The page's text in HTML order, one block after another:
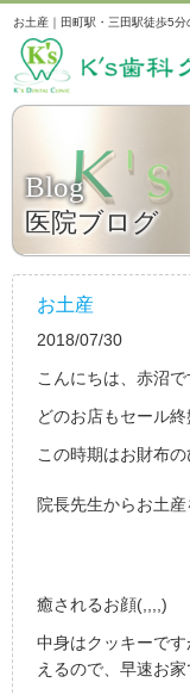
お土産｜田町駅・三田駅徒歩5分
Blog
医院ブログ
お土産
2018/07/30
こんにちは、赤沼
どのお店もセール
この時期はお財布の
院長先生からお土
癒されるお顔(,,,,)
中身はクッキーで
えるので、早速お家